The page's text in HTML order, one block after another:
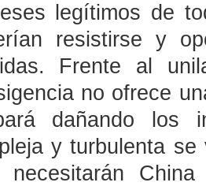
legítimos de
resistirse y
Frente al
no ofrece
dañando los
y turbulenta
necesitarán